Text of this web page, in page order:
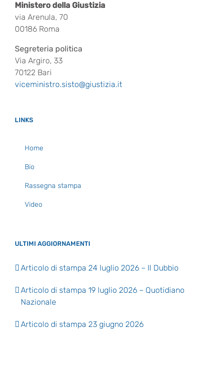
Ministero della Giustizia
via Arenula, 70
00186 Roma
Segreteria politica
Via Argiro, 33
70122 Bari
viceministro.sisto@giustizia.it
LINKS
Home
Bio
Rassegna stampa
Video
ULTIMI AGGIORNAMENTI
Articolo di stampa 24 luglio 2026 – Il Dubbio
Articolo di stampa 19 luglio 2026 – Quotidiano
Nazionale
Articolo di stampa 23 giugno 2026